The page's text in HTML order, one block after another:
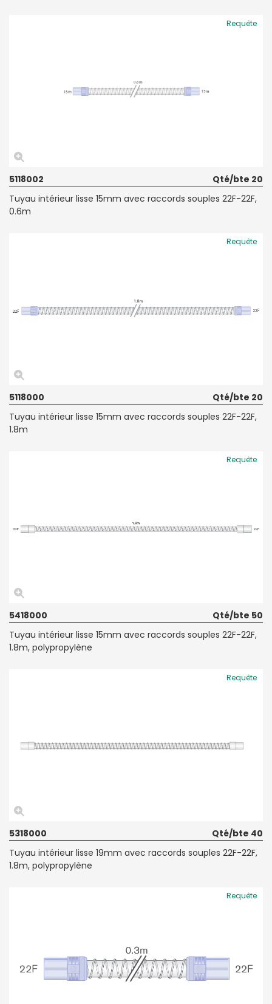
Requête
5118002
Qté/bte 20
Tuyau intérieur lisse 15mm avec raccords souples 22F-22F,
0.6m
Requête
5118000
Qté/bte 20
Tuyau intérieur lisse 15mm avec raccords souples 22F-22F,
1.8m
Requête
5418000
Qté/bte 50
Tuyau intérieur lisse 15mm avec raccords souples 22F-22F,
1.8m, polypropylène
Requête
5318000
Qté/bte 40
Tuyau intérieur lisse 19mm avec raccords souples 22F-22F,
1.8m, polypropylène
Requête